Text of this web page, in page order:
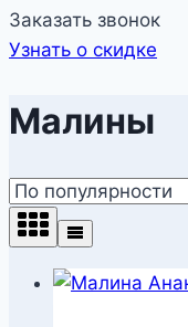
Заказать звонок
Узнать о скидке
Малины